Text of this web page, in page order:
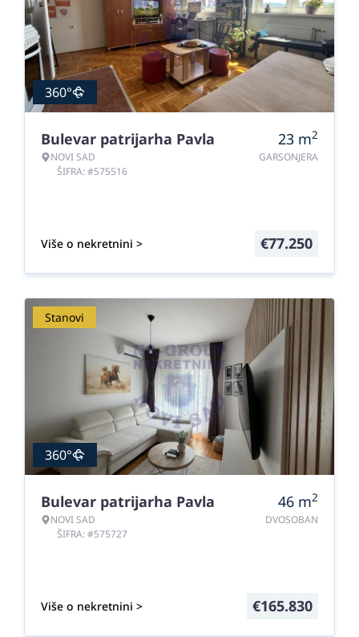
360°
Bulevar patrijarha Pavla
NOVI SAD
ŠIFRA: #575516
23 m2
GARSONJERA
Više o nekretnini > €77.250
Stanovi
360°
Bulevar patrijarha Pavla
NOVI SAD
ŠIFRA: #575727
46 m2
DVOSOBAN
Više o nekretnini > €165.830